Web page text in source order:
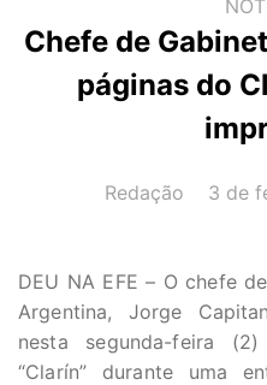
Chefe de
páginas do
AUTOR(A):
Redação DATA:
3 de
DEU NA EFE – O chefe
Argentina, Jorge
nesta segunda-feira
“Clarín” durante uma